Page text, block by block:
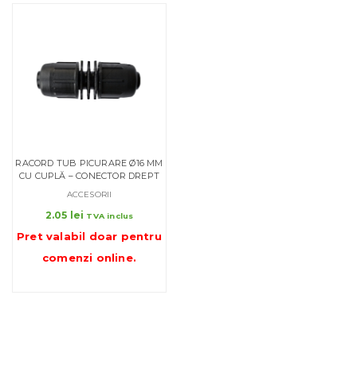
RACORD TUB PICURARE Ø16 MM
CU CUPLĂ – CONECTOR DREPT
ACCESORII
2.05 lei TVA inclus
Pret valabil doar pentru
comenzi online.